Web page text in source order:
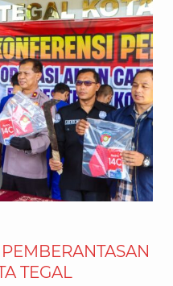
TEGAL